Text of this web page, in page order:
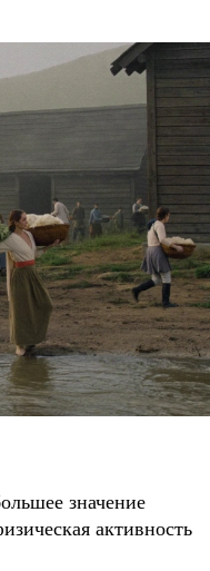
значение
активность